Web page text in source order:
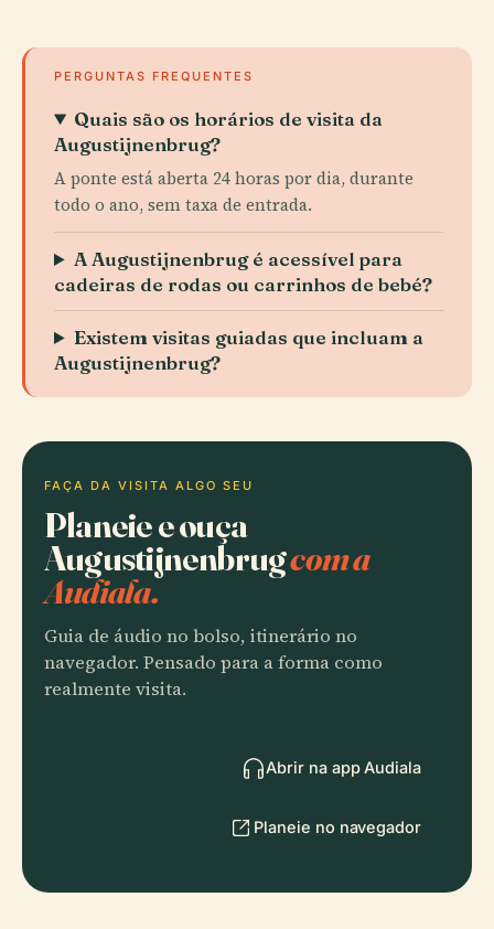
PERGUNTAS FREQUENTES
Quais são os horários de visita da
Augustijnenbrug?
A ponte está aberta 24 horas por dia, durante
todo o ano, sem taxa de entrada.
A Augustijnenbrug é acessível para
cadeiras de rodas ou carrinhos de bebé?
Existem visitas guiadas que incluam a
Augustijnenbrug?
FAÇA DA VISITA ALGO SEU
Planeie e ouça
Augustijnenbrugcom a
Audiala.
Guia de áudio no bolso, itinerário no
navegador. Pensado para a forma como
realmente visita.
Abrir na app Audiala
Planeie no navegador